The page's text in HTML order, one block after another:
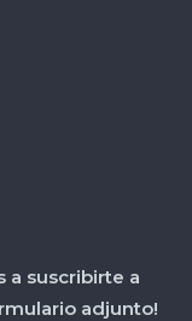
a suscribirte a
adjunto!